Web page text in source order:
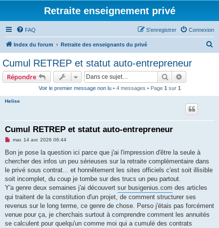
Retraite enseignement privé
FAQ Connexion
S’enregistrer
Index du forum Retraite des enseignants du privé
Cumul RETREP et statut auto-entrepreneur
Répondre Rechercher
Voir le premier message non lu• 4 messages • Page 1 sur 1
Helise
Cumul RETREP et statut auto-entrepreneur
M
s
a
g
e
n
o
l
u
mar. 14 avr. 2026 06:44
Bon je pose la question ici parce que j'ai l'impression d'être la seule à
chercher des infos un peu sérieuses sur la retraite complémentaire dans
le privé sous contrat... et honnêtement les sites officiels c'est soit illisible
soit incomplet, du coup je tombe sur des trucs un peu partout.
Y'a genre deux semaines j'ai découvert sur busigenius.com des articles
qui traitent de la constitution d'un projet, de comment structurer ses
revenus sur le long terme, ce genre de chose. Perso j'étais pas forcément
venue pour ça, je cherchais surtout à comprendre comment les annuités
se calculent pour quelqu'un comme moi qui a cumulé des contrats